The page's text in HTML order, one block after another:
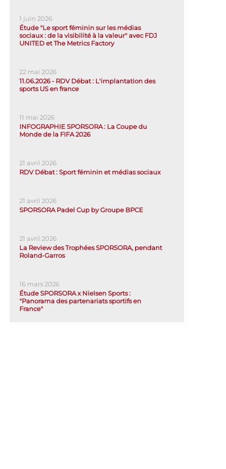
1 juin 2026
Étude "Le sport féminin sur les médias
sociaux : de la visibilité à la valeur" avec FDJ
UNITED et The Metrics Factory
22 mai 2026
11.06.2026 - RDV Débat : L'implantation des
sports US en france
11 mai 2026
INFOGRAPHIE SPORSORA : La Coupe du
Monde de la FIFA 2026
21 avril 2026
RDV Débat : Sport féminin et médias sociaux
21 avril 2026
SPORSORA Padel Cup by Groupe BPCE
21 avril 2026
La Review des Trophées SPORSORA, pendant
Roland-Garros
16 mars 2026
Étude SPORSORA x Nielsen Sports :
"Panorama des partenariats sportifs en
France"